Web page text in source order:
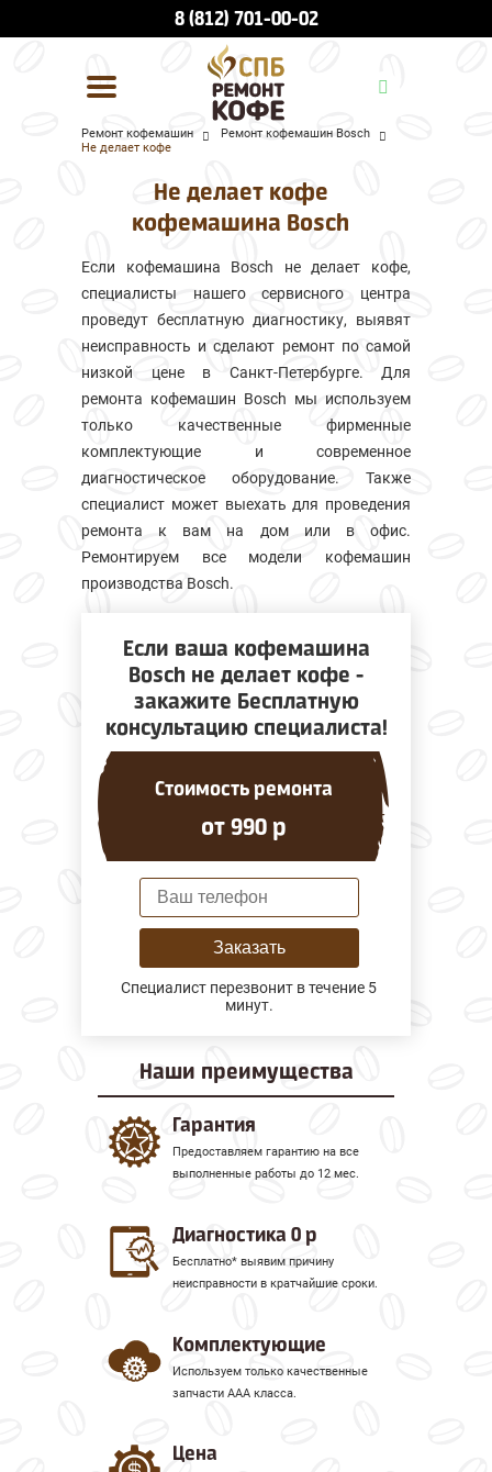
УСЛУГИ И ЦЕНЫ
О КОМПАНИИ
8 (812) 701-00-02
Ремонт кофемашин
Ремонт кофемашин Bosch
Не делает кофе
Не делает кофе
кофемашина Bosch
Если кофемашина Bosch не делает кофе,
специалисты нашего сервисного центра
проведут бесплатную диагностику, выявят
неисправность и сделают ремонт по самой
низкой цене в Санкт-Петербурге. Для
ремонта кофемашин Bosch мы используем
только качественные фирменные
комплектующие и современное
диагностическое оборудование. Также
специалист может выехать для проведения
ремонта к вам на дом или в офис.
Ремонтируем все модели кофемашин
производства Bosch.
Если ваша кофемашина
Bosch не делает кофе -
закажите Бесплатную
консультацию специалиста!
Стоимость ремонта
от 990 р
Заказать
Специалист перезвонит в течение 5
минут.
Наши преимущества
Гарантия
Предоставляем гарантию на все
выполненные работы до 12 мес.
Диагностика 0 р
Бесплатно* выявим причину
неисправности в кратчайшие сроки.
Комплектующие
Используем только качественные
запчасти ААА класса.
Цена